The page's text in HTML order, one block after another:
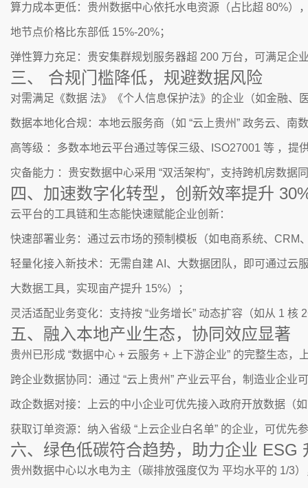
算力成本更低：贵州数据中心依托水电资源（占比超 80%）
地节点价格比东部低 15%-20%；
弹性算力充足：贵安集群规划服务器超 200 万台，可满足企
三、 合规门槛降低，规避数据风险
对需满足《数据 法》《个人信息保护法》的企业（如金融、
数据本地化合规：本地云服务商（如 “云上贵州” 政务云、南
高等级 ：多数本地云平台通过等保三级、ISO27001 等 ，
灾备能力 ：贵安数据中心采用 “双活架构”，支持跨机房数
四、加速数字化转型，创新效率提升
云平台的工具链和生态能快速赋能企业创新：
快速部署业务：通过云市场的预制模板（如电商系统、CRM
轻量化接入新技术：无需自建 AI、大数据团队，即可通过云
大数据工具，实现亩产提升 15%）；
灵活适配业务变化：支持按 “业务增长” 动态扩容（如从 1
五、融入本地产业生态，协同效应显著
贵州已形成 “数据中心 + 云服务 + 上下游企业” 的完整生态，
跨企业数据协同：通过 “云上贵州” 产业云平台，制造业企
政企数据对接：上云的中小企业可优先接入政府开放数据（
获取订单资源：纳入省级 “上云企业白名单” 的企业，可优
六、绿色低碳符合趋势，助力企业 ESG
贵州数据中心以水电为主（碳排放强度仅为 平均水平的 1/3